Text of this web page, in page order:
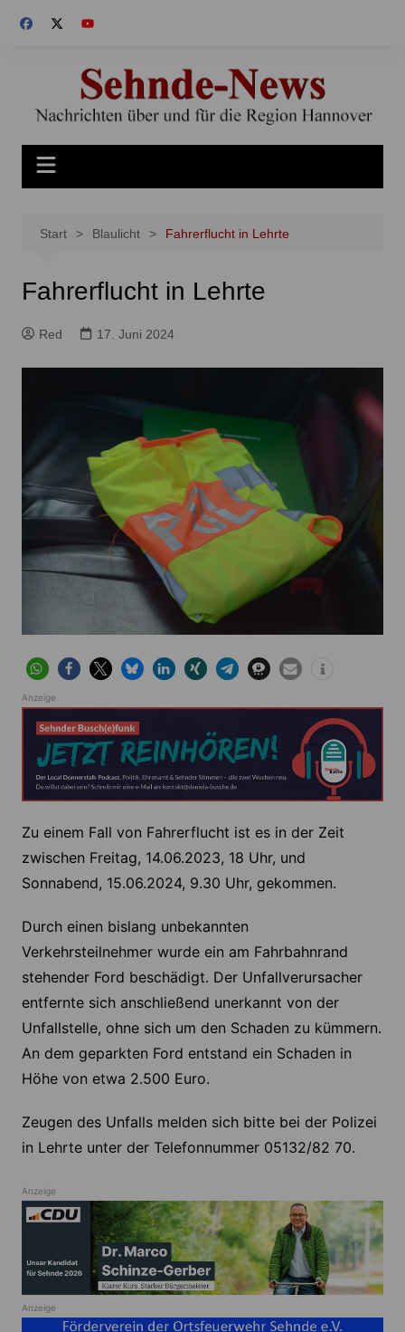
Inhalt
Start Blaulicht Fahrerflucht in Lehrte
Fahrerflucht in Lehrte
Red 17. Juni 2024
Anzeige
Zu einem Fall von Fahrerflucht ist es in der Zeit
zwischen Freitag, 14.06.2023, 18 Uhr, und
Sonnabend, 15.06.2024, 9.30 Uhr, gekommen.
Durch einen bislang unbekannten
Verkehrsteilnehmer wurde ein am Fahrbahnrand
stehender Ford beschädigt. Der Unfallverursacher
entfernte sich anschließend unerkannt von der
Unfallstelle, ohne sich um den Schaden zu kümmern.
An dem geparkten Ford entstand ein Schaden in
Höhe von etwa 2.500 Euro.
Zeugen des Unfalls melden sich bitte bei der Polizei
in Lehrte unter der Telefonnummer 05132/82 70.
Anzeige
Anzeige